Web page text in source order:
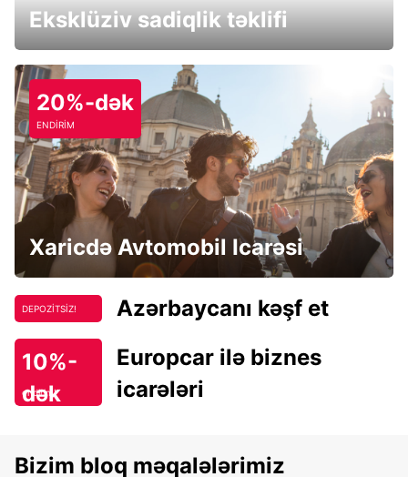
Eksklüziv sadiqlik təklifi
20%-dək
ENDİRİM
Xaricdə Avtomobil Icarəsi
DEPOZİTSİZ! Azərbaycanı kəşf et
10%-
dək
endirim!
Europcar ilə biznes
icarələri
Bizim bloq məqalələrimiz